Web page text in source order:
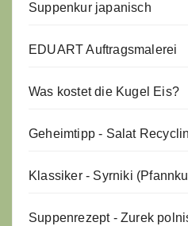
Suppenkur japanisch
EDUART Auftragsmalerei
Was kostet die Kugel Eis?
Geheimtipp - Salat
Klassiker - Syrniki
Suppenrezept - Zurek